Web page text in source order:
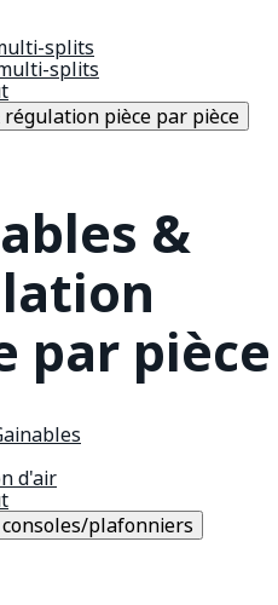
splits
splits
régulation pièce par pièce
&
par pièce
d'air
plafonniers